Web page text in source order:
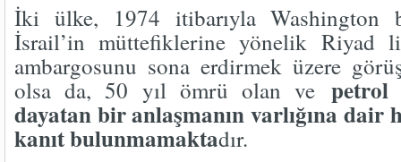
İki ülke, 1974 itibarıyla Washington
İsrail’in müttefiklerine yönelik Riyad
ambargosunu sona erdirmek üzere
olsa da, 50 yıl ömrü olan ve petrol
dayatan bir anlaşmanın varlığına dair
kanıt bulunmamaktadır.